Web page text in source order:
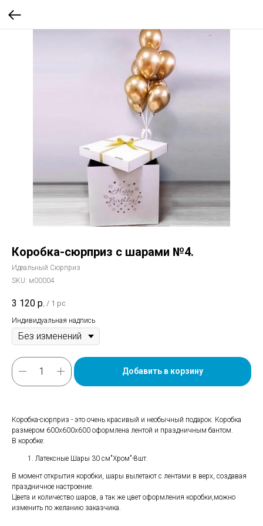
Коробка-сюрприз с шарами №4.
Идеальный Сюрприз
SKU: м00004
3 120 р. / 1 pc
Индивидуальная надпись
Добавить в корзину
Коробка-сюрприз - это очень красивый и необычный подарок. Коробка
размером 600х600х600 оформлена лентой и праздничным бантом.
В коробке:
Латексные Шары 30 см"Хром"-8шт.
В момент открытия коробки, шары вылетают с лентами в верх, создавая
праздничное настроение.
Цвета и количество шаров, а так же цвет оформления коробки,можно
изменить по желанию заказчика.